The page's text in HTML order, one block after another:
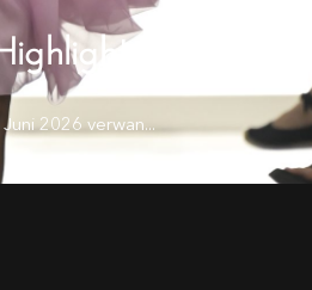
der Mode
2026 verwan...